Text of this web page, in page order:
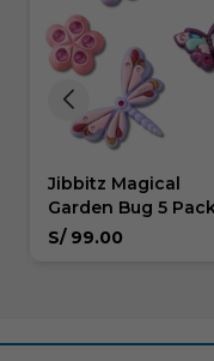
Jibbitz Magical
Garden Bug 5
S/ 99.00